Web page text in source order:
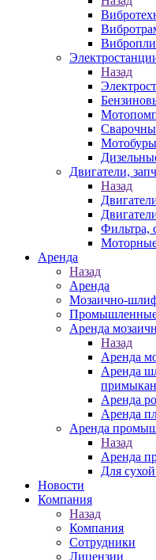
Назад
Мотобуры
Двигатели,
Назад
Фильтра,
Аренда
Назад
Аренда
Мозаично-
Аренда
Назад
Аренда
Аренда
Аренда
Аренда
Аренда
Назад
Аренда
Для
Новости
Компания
Назад
Компания
Сотрудники
Лицензии